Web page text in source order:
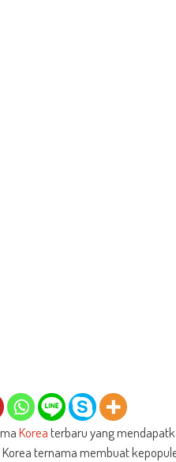
Koreaterbaru yang
Korea ternama membuat